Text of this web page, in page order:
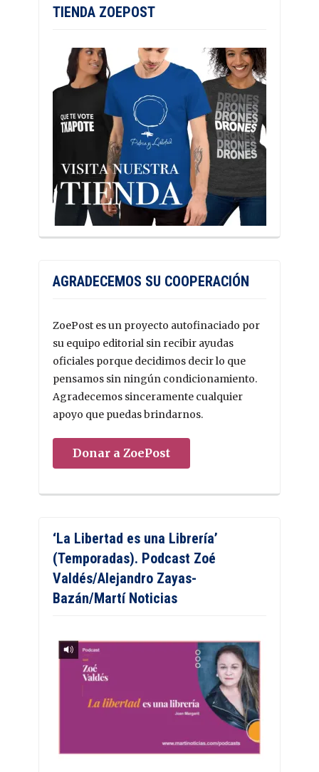
TIENDA ZOEPOST
AGRADECEMOS SU COOPERACIÓN
ZoePost es un proyecto autofinaciado por
su equipo editorial sin recibir ayudas
oficiales porque decidimos decir lo que
pensamos sin ningún condicionamiento.
Agradecemos sinceramente cualquier
apoyo que puedas brindarnos.
Donar a ZoePost
‘La Libertad es una Librería’
(Temporadas). Podcast Zoé
Valdés/Alejandro Zayas-
Bazán/Martí Noticias